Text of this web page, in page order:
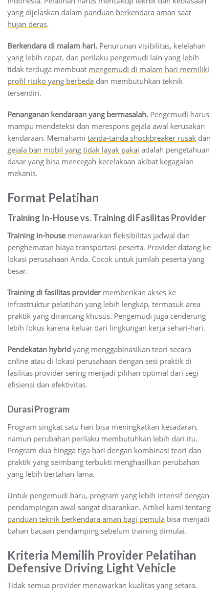
yang dijelaskan dalam panduan berkendara aman saat
hujan deras.
Berkendara di malam hari. Penurunan visibilitas, kelelahan
yang lebih cepat, dan perilaku pengemudi lain yang lebih
tidak terduga membuat mengemudi di malam hari memiliki
profil risiko yang berbeda dan membutuhkan teknik
tersendiri.
Penanganan kendaraan yang bermasalah. Pengemudi harus
mampu mendeteksi dan merespons gejala awal kerusakan
kendaraan. Memahami tanda-tanda shockbreaker rusak dan
gejala ban mobil yang tidak layak pakai adalah pengetahuan
dasar yang bisa mencegah kecelakaan akibat kegagalan
mekanis.
Format Pelatihan
Training In-House vs. Training di Fasilitas Provider
Training in-housemenawarkan fleksibilitas jadwal dan
penghematan biaya transportasi peserta. Provider datang ke
lokasi perusahaan Anda. Cocok untuk jumlah peserta yang
besar.
Training di fasilitas providermemberikan akses ke
infrastruktur pelatihan yang lebih lengkap, termasuk area
praktik yang dirancang khusus. Pengemudi juga cenderung
lebih fokus karena keluar dari lingkungan kerja sehari-hari.
Pendekatan hybrid yang menggabinasikan teori secara
online atau di lokasi perusahaan dengan sesi praktik di
fasilitas provider sering menjadi pilihan optimal dari segi
efisiensi dan efektivitas.
Durasi Program
Program singkat satu hari bisa meningkatkan kesadaran,
namun perubahan perilaku membutuhkan lebih dari itu.
Program dua hingga tiga hari dengan kombinasi teori dan
praktik yang seimbang terbukti menghasilkan perubahan
yang lebih bertahan lama.
Untuk pengemudi baru, program yang lebih intensif dengan
pendampingan awal sangat disarankan. Artikel kami tentang
panduan teknik berkendara aman bagi pemula bisa menjadi
bahan bacaan pendamping sebelum training dimulai.
Kriteria Memilih Provider Pelatihan
Defensive Driving Light Vehicle
Tidak semua provider menawarkan kualitas yang setara.